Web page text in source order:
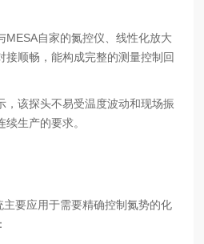
MESA自家的氮控仪、线性化放大
接顺畅，能构成完整的测量控制回
，该探头不易受温度波动和现场振
生产的要求。
要应用于需要精确控制氮势的化